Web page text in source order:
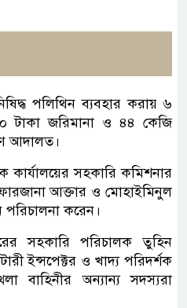
পলিথিন ব্যবহার করায় ৬
টাকা জরিমানা ও ৪৪ কেজি
আদালত।
কার্যালয়ের সহকারি কমিশনার
ফারজানা আক্তার ও মোহাইমিনুল
করেন।
সহকারি পরিচালক তুহিন
ইন্সপেক্টর ও খাদ্য পরিদর্শক
বাহিনীর অন্যান্য সদস্যরা